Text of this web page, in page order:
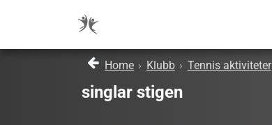
Home › Klubb › Tennis aktiviteter
singlar stigen